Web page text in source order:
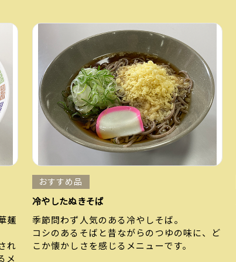
麺
れ
メ
おすすめ品
冷やしたぬきそば
季節問わず人気のある冷やしそば。
コシのあるそばと昔ながらのつゆの味に、ど
こか懐かしさを感じるメニューです。